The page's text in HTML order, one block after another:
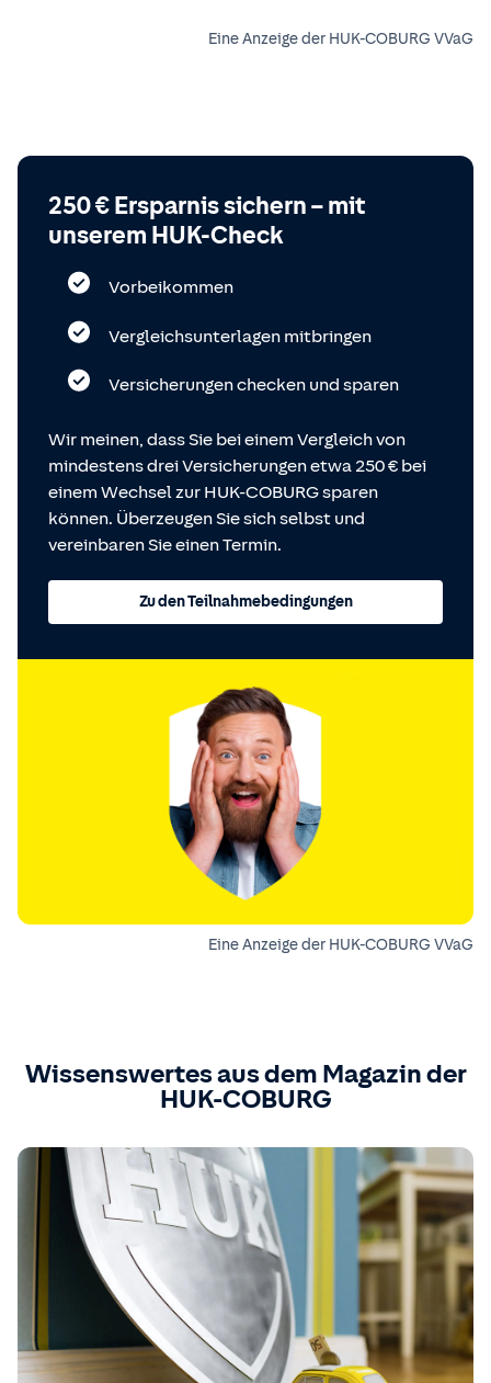
Eine Anzeige der HUK-COBURG VVaG
250 € Ersparnis sichern – mit
unserem HUK-Check
Vorbeikommen
Vergleichsunterlagen mitbringen
Versicherungen checken und sparen
Wir meinen, dass Sie bei einem Vergleich von
mindestens drei Versicherungen etwa 250 € bei
einem Wechsel zur HUK-COBURG sparen
können. Überzeugen Sie sich selbst und
vereinbaren Sie einen Termin.
Zu den Teilnahmebedingungen
Eine Anzeige der HUK-COBURG VVaG
Wissenswertes aus dem Magazin der
HUK-COBURG